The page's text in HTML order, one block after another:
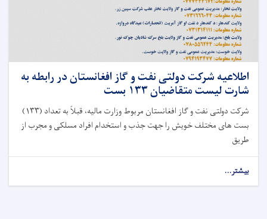
اطلاعیه شرکت دولتی نفت و گاز افغانستان در رابطه به
شارت لیست متقاضیان ۱۳۳ بست
شرکت دولتی نفت و گاز افغانستان مربوط وزارت مالیه، قبلاً به تعداد (۱۳۳)
بست های مختلف خویش را جهت جذب و استخدام افراد مسلکی و مجرب از
طریق
بیشتر...